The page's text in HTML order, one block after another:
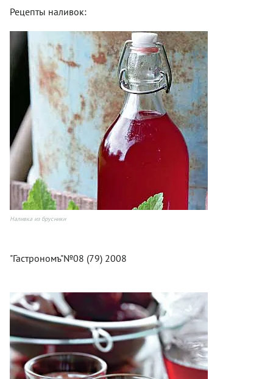
Рецепты наливок:
Наливка из брусники
"Гастрономъ"№08 (79) 2008